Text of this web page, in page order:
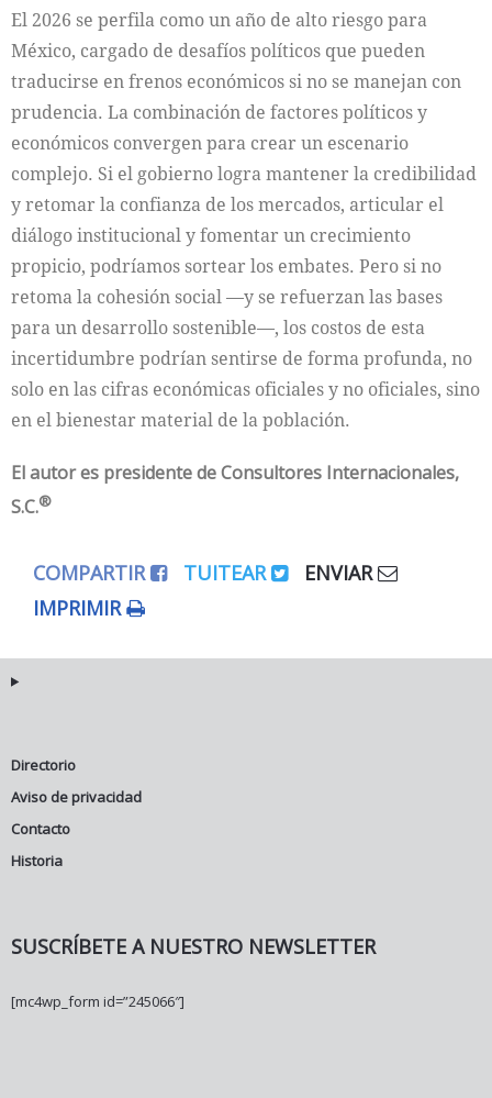
El 2026 se perfila como un año de alto riesgo para
México, cargado de desafíos políticos que pueden
traducirse en frenos económicos si no se manejan con
prudencia. La combinación de factores políticos y
económicos convergen para crear un escenario
complejo. Si el gobierno logra mantener la credibilidad
y retomar la confianza de los mercados, articular el
diálogo institucional y fomentar un crecimiento
propicio, podríamos sortear los embates. Pero si no
retoma la cohesión social —y se refuerzan las bases
para un desarrollo sostenible—, los costos de esta
incertidumbre podrían sentirse de forma profunda, no
solo en las cifras económicas oficiales y no oficiales, sino
en el bienestar material de la población.
El autor es presidente de Consultores Internacionales,
S.C.®
COMPARTIR TUITEAR
ENVIAR
IMPRIMIR
Directorio
Aviso de privacidad
Contacto
Historia
SUSCRÍBETE A NUESTRO NEWSLETTER
[mc4wp_form id=”245066″]